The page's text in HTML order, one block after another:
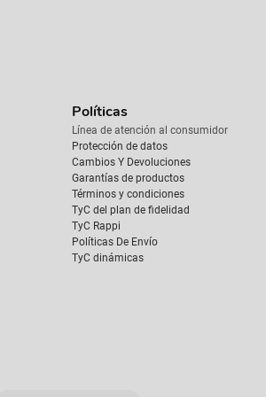
Políticas
Línea de atención al consumidor
Protección de datos
Cambios Y Devoluciones
Garantías de productos
Términos y condiciones
TyC del plan de fidelidad
TyC Rappi
Políticas De Envío
TyC dinámicas